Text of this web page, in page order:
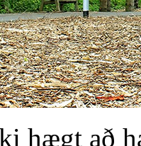
hægt að